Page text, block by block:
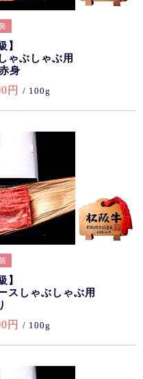
】
ゃぶしゃぶ用
身
円 / 100g
】
スしゃぶしゃぶ用
円 / 100g